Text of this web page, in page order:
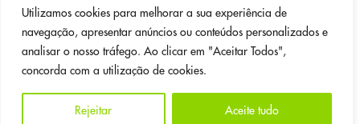
Utilizamos cookies para melhorar a sua experiência de
navegação, apresentar anúncios ou conteúdos personalizados e
analisar o nosso tráfego. Ao clicar em "Aceitar Todos",
concorda com a utilização de cookies.
Rejeitar Aceite tudo
LIVRO DE RECLAMAÇÕES
PAGAMENTOS